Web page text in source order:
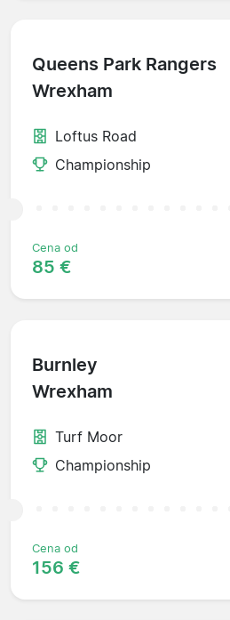
Queens Park Rangers
Wrexham
Loftus Road
Championship
Cena od
85 €
Burnley
Wrexham
Turf Moor
Championship
Cena od
156 €